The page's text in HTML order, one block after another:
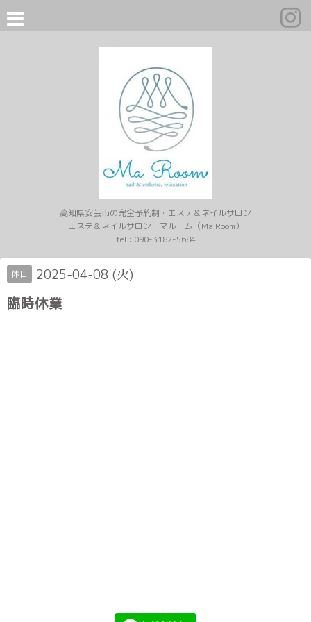
高知県安芸市の完全予約制・エステ＆ネイルサロン
エステ＆ネイルサロン マルーム（Ma Room）
tel : 090-3182-5684
休日 2025-04-08 (火)
臨時休業